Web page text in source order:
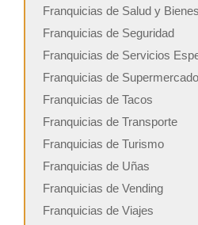
Franquicias de Salud y
Franquicias de Seguridad
Franquicias de Servicios
Franquicias de
Franquicias de Tacos
Franquicias de Transporte
Franquicias de Turismo
Franquicias de Uñas
Franquicias de Vending
Franquicias de Viajes